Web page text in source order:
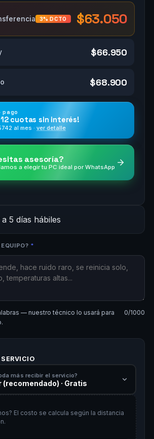
3% DCTO $63.050
$66.950
$68.900
pago
12 cuotas sin interés!
al mes · ver detalle
asesoría?
a elegir tu PC ideal por WhatsApp
a 5 días hábiles
*
— nuestro técnico lo usará para
0/1000
más recibir el servicio?
(recomendado) · Gratis
El costo se calcula según la distancia